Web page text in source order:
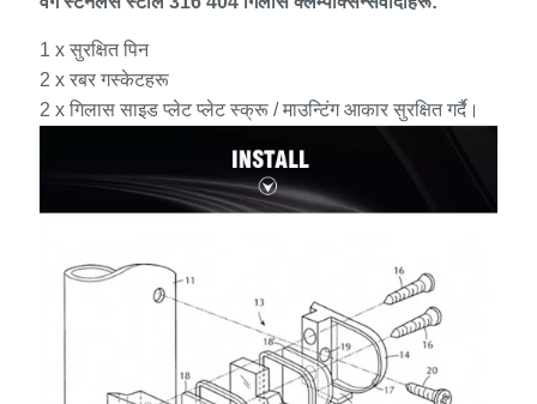
1 x सुरक्षित पिन
2 x रबर गस्केटहरू
2 x गिलास साइड प्लेट प्लेट स्क्रू / माउन्टिंग आकार सुरक्षित गर्दै।